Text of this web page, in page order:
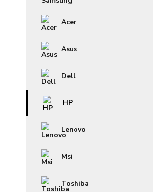
Acer
Asus
Dell
HP
Lenovo
Msi
Toshiba